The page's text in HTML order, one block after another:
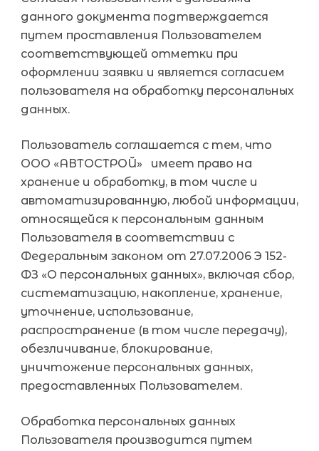
данного документа подтверждается
путем проставления Пользователем
соответствующей отметки при
оформлении заявки и является согласием
пользователя на обработку персональных
данных.
Пользователь соглашается с тем, что
ООО «АВТОСТРОЙ» имеет право на
хранение и обработку, в том числе и
автоматизированную, любой информации,
относящейся к персональным данным
Пользователя в соответствии с
Федеральным законом от 27.07.2006 Э 152-
ФЗ «О персональных данных», включая сбор,
систематизацию, накопление, хранение,
уточнение, использование,
распространение (в том числе передачу),
обезличивание, блокирование,
уничтожение персональных данных,
предоставленных Пользователем.
Обработка персональных данных
Пользователя производится путем